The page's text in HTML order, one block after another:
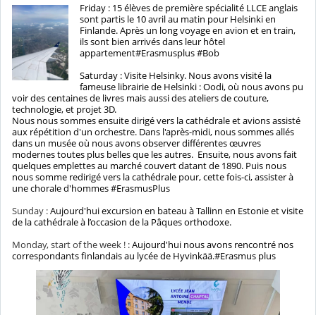
Friday : 15 élèves de première spécialité LLCE anglais
sont partis le 10 avril au matin pour Helsinki en
Finlande. Après un long voyage en avion et en train,
ils sont bien arrivés dans leur hôtel
appartement#Erasmusplus #Bob
Saturday : Visite Helsinky. Nous avons visité la
fameuse librairie de Helsinki : Oodi, où nous avons pu
voir des centaines de livres mais aussi des ateliers de couture,
technologie, et projet 3D.
Nous nous sommes ensuite dirigé vers la cathédrale et avions assisté
aux répétition d'un orchestre. Dans l'après-midi, nous sommes allés
dans un musée où nous avons observer différentes œuvres
modernes toutes plus belles que les autres. Ensuite, nous avons fait
quelques emplettes au marché couvert datant de 1890. Puis nous
nous somme redirigé vers la cathédrale pour, cette fois-ci, assister à
une chorale d'hommes #ErasmusPlus
Sunday :Aujourd'hui excursion en bateau à Tallinn en Estonie et visite
de la cathédrale à l’occasion de la Pâques orthodoxe.
Monday, start of the week ! :Aujourd'hui nous avons rencontré nos
correspondants finlandais au lycée de Hyvinkää.#Erasmus plus